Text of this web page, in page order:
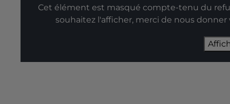
Cet élément est masqué compte-tenu du
souhaitez l'afficher, merci de nous